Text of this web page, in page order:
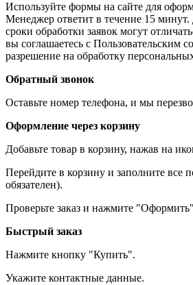
Используйте формы на сайте для
Менеджер ответит в течение 15
сроки обработки заявок могут
вы соглашаетесь с Пользовательским
разрешение на обработку
Обратный звонок
Оставьте номер телефона, и мы
Оформление через корзину
Добавьте товар в корзину, нажав на
Перейдите в корзину и заполните все
обязателен).
Проверьте заказ и нажмите
Быстрый заказ
Нажмите кнопку "Купить".
Укажите контактные данные.